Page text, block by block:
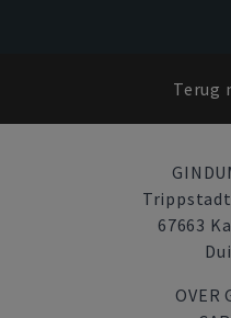
Terug
67663
OVER